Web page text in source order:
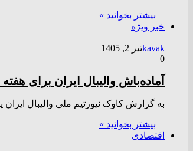
بیشتر بخوانید »
خبر ویژه
kavakتیر 2, 1405
0
آماده‌باش والیبال ایران برای
به گزارش کاوک نیوزتیم ملی والیبال
بیشتر بخوانید »
اقتصادی